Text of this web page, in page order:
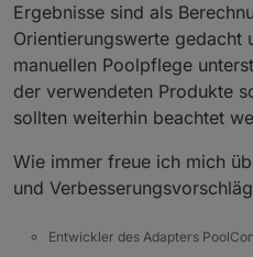
Ergebnisse sind als
Orientierungswerte gedacht
manuellen Poolpflege
der verwendeten Produkte
sollten weiterhin beachtet
Wie immer freue ich mich
und
Entwickler des Adapters